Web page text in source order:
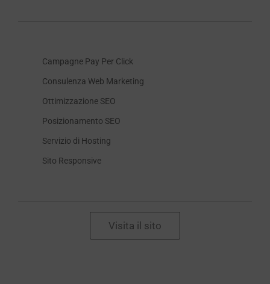
Campagne Pay Per Click
Consulenza Web Marketing
Ottimizzazione SEO
Posizionamento SEO
Servizio di Hosting
Sito Responsive
Visita il sito